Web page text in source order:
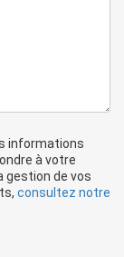
informations
à votre
gestion de vos
consultez notre